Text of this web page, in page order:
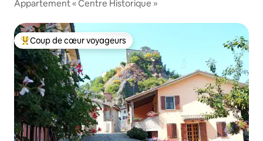
Appartement « Centre Historique »
Coups de cœur voyageurs les plus appréciés
Coup de cœur voyageurs